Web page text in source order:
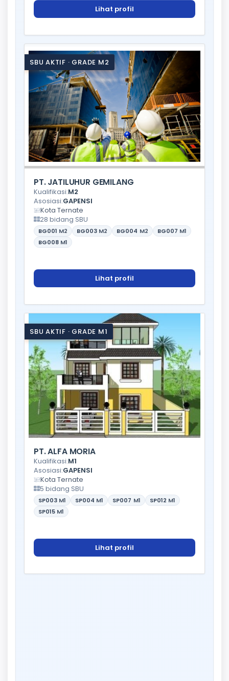
Lihat profil
SBU AKTIF · GRADE M2
PT. JATILUHUR GEMILANG
Kualifikasi:M2
Asosiasi:GAPENSI
Kota Ternate
28 bidang SBU
BG001 M2 BG003 M2 BG004 M2 BG007 M1
BG008 M1
Lihat profil
SBU AKTIF · GRADE M1
PT. ALFA MORIA
Kualifikasi:M1
Asosiasi:GAPENSI
Kota Ternate
5 bidang SBU
SP003 M1 SP004 M1 SP007 M1 SP012 M1
SP015 M1
Lihat profil